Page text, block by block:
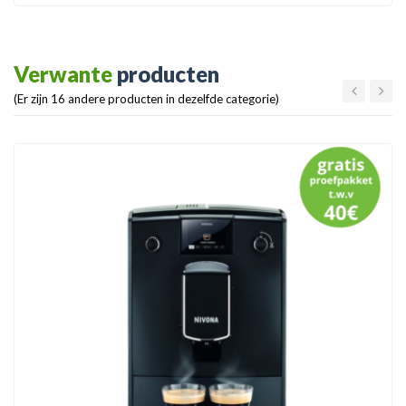
Verwante producten
(Er zijn 16 andere producten in dezelfde categorie)